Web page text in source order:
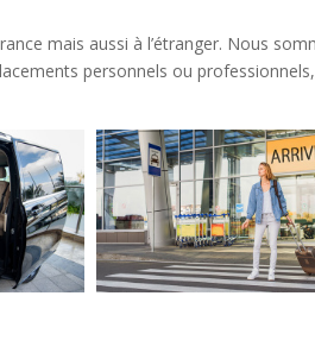
mais aussi à l’étranger. Nous
personnels ou